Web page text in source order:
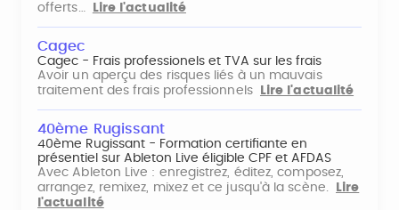
offerts… Lire l'actualité
Cagec
Cagec - Frais professionels et TVA sur les frais
Avoir un aperçu des risques liés à un mauvais
traitement des frais professionnels
Lire l'actualité
40ème Rugissant
40ème Rugissant - Formation certifiante en
présentiel sur Ableton Live éligible CPF et AFDAS
Avec Ableton Live : enregistrez, éditez, composez,
arrangez, remixez, mixez et ce jusqu'à la scène.
Lire
l'actualité